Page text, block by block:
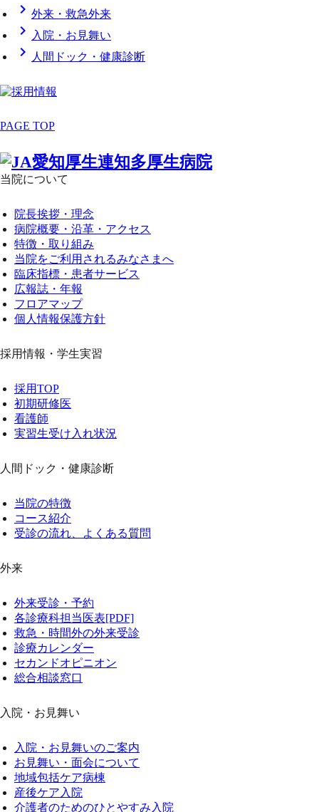
chevron_right 外来・救急外来
chevron_right 入院・お見舞い
chevron_right 人間ドック・健康診断
PAGE TOP
当院について
院長挨拶・理念
病院概要・沿革・アクセス
特徴・取り組み
当院をご利用されるみなさまへ
臨床指標・患者サービス
広報誌・年報
フロアマップ
個人情報保護方針
採用情報・学生実習
採用TOP
初期研修医
看護師
実習生受け入れ状況
人間ドック・健康診断
当院の特徴
コース紹介
受診の流れ、よくある質問
外来
外来受診・予約
各診療科担当医表[PDF]
救急・時間外の外来受診
診療カレンダー
セカンドオピニオン
総合相談窓口
入院・お見舞い
入院・お見舞いのご案内
お見舞い・面会について
地域包括ケア病棟
産後ケア入院
介護者のためのひとやすみ入院